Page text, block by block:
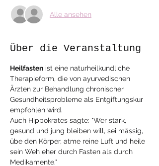
Alle ansehen
Über die Veranstaltung
Heilfasten ist eine naturheilkundliche
Therapieform, die von ayurvedischen
Ärzten zur Behandlung chronischer
Gesundheitsprobleme als Entgiftungskur
empfohlen wird.
Auch Hippokrates sagte: "Wer stark,
gesund und jung bleiben will, sei mässig,
übe den Körper, atme reine Luft und heile
sein Weh eher durch Fasten als durch
Medikamente."